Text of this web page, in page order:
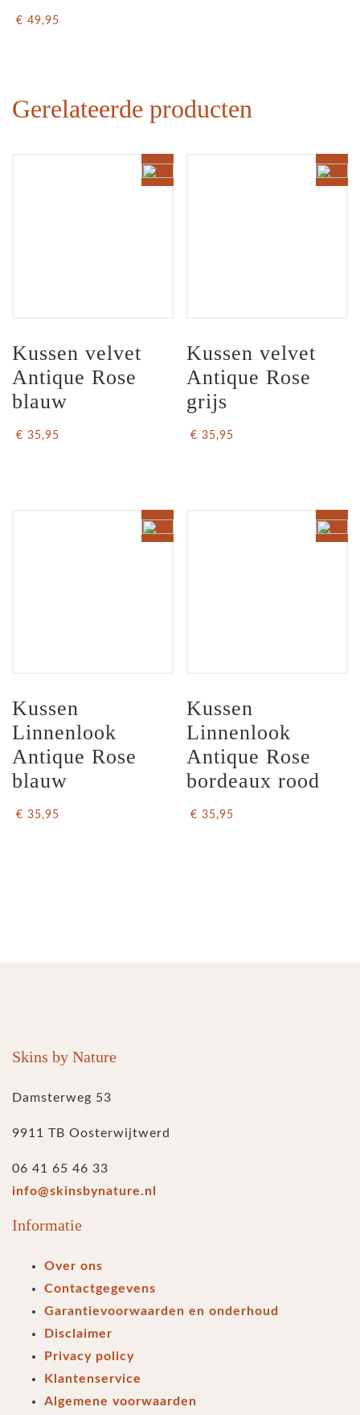
€ 49,95
Gerelateerde producten
Kussen velvet
Antique Rose
blauw
€ 35,95
Kussen velvet
Antique Rose
grijs
€ 35,95
Kussen
Linnenlook
Antique Rose
blauw
€ 35,95
Kussen
Linnenlook
Antique Rose
bordeaux rood
€ 35,95
Skins by Nature
Damsterweg 53
9911 TB Oosterwijtwerd
06 41 65 46 33
info@skinsbynature.nl
Informatie
Over ons
Contactgegevens
Garantievoorwaarden en onderhoud
Disclaimer
Privacy policy
Klantenservice
Algemene voorwaarden